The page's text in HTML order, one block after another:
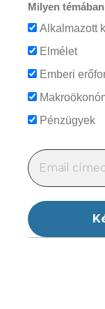
Milyen
Alkalmazott
Elmélet
Emberi
Pénzügyek